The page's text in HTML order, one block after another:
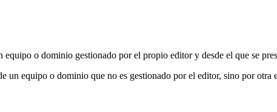
o dominio gestionado por el propio editor y desde el que se
un equipo o dominio que no es gestionado por el editor, sino por otra